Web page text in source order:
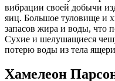
вибрации своей добычи
яиц. Большое туловище и
запасов жира и воды, что
Сухие и шелушащиеся
потерю воды из тела
Хамелеон